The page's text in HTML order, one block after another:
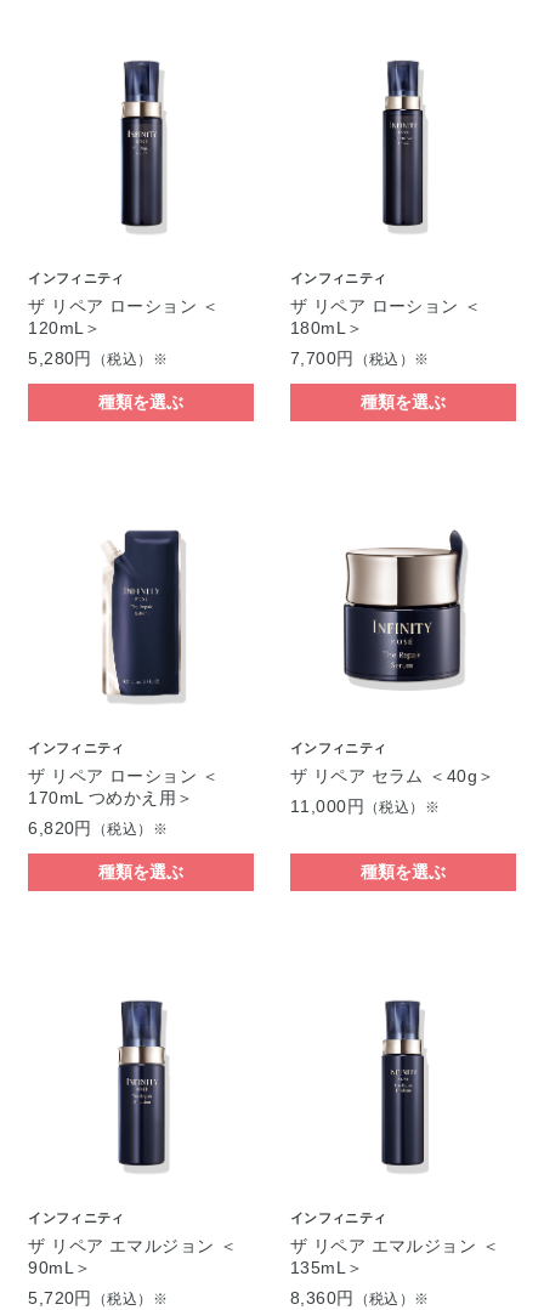
インフィニティ
ザ リペア ローション ＜
120mL＞
5,280円
（税込）※
種類を選ぶ
インフィニティ
ザ リペア ローション ＜
180mL＞
7,700円
（税込）※
種類を選ぶ
インフィニティ
ザ リペア ローション ＜
170mL つめかえ用＞
6,820円
（税込）※
種類を選ぶ
インフィニティ
ザ リペア セラム ＜40g＞
11,000円
（税込）※
種類を選ぶ
インフィニティ
ザ リペア エマルジョン ＜
90mL＞
5,720円
（税込）※
インフィニティ
ザ リペア エマルジョン ＜
135mL＞
8,360円
（税込）※